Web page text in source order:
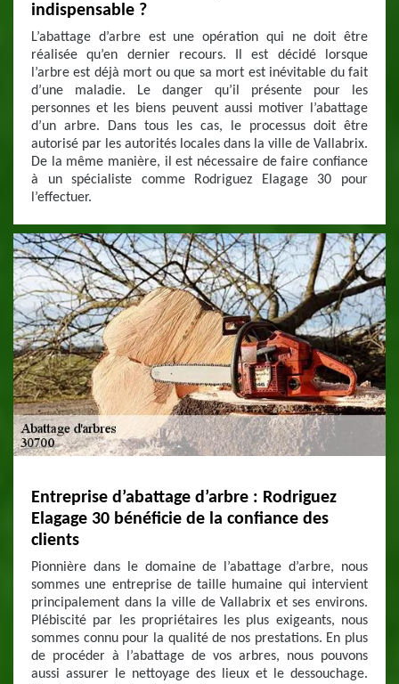
indispensable ?
L’abattage d’arbre est une opération qui ne doit être
réalisée qu’en dernier recours. Il est décidé lorsque
l’arbre est déjà mort ou que sa mort est inévitable du fait
d’une maladie. Le danger qu’il présente pour les
personnes et les biens peuvent aussi motiver l’abattage
d’un arbre. Dans tous les cas, le processus doit être
autorisé par les autorités locales dans la ville de Vallabrix.
De la même manière, il est nécessaire de faire confiance
à un spécialiste comme Rodriguez Elagage 30 pour
l’effectuer.
Entreprise d’abattage d’arbre : Rodriguez
Elagage 30 bénéficie de la confiance des
clients
Pionnière dans le domaine de l’abattage d’arbre, nous
sommes une entreprise de taille humaine qui intervient
principalement dans la ville de Vallabrix et ses environs.
Plébiscité par les propriétaires les plus exigeants, nous
sommes connu pour la qualité de nos prestations. En plus
de procéder à l’abattage de vos arbres, nous pouvons
aussi assurer le nettoyage des lieux et le dessouchage.